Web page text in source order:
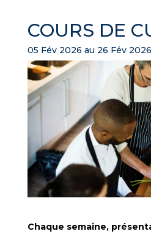
COURS DE
05 Fév 2026 au 26 Fév 2026
Chaque semaine,